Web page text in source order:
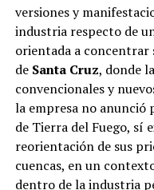
versiones y
industria respecto de
orientada a concentrar
de Santa Cruz, donde
convencionales y
la empresa no
de Tierra del Fuego, sí
reorientación de sus
cuencas, en un
dentro de la industria